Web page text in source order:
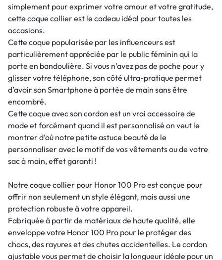
simplement pour exprimer votre amour et votre gratitude,
cette coque collier est le cadeau idéal pour toutes les
occasions.
Cette coque popularisée par les influenceurs est
particulièrement appréciée par le public féminin qui la
porte en bandoulière. Si vous n’avez pas de poche pour y
glisser votre téléphone, son côté ultra-pratique permet
d’avoir son Smartphone à portée de main sans être
encombré.
Cette coque avec son cordon est un vrai accessoire de
mode et forcément quand il est personnalisé on veut le
montrer d’où notre petite astuce beauté de le
personnaliser avec le motif de vos vêtements ou de votre
sac à main, effet garanti !
Notre coque collier pour Honor 100 Pro est conçue pour
offrir non seulement un style élégant, mais aussi une
protection robuste à votre appareil.
Fabriquée à partir de matériaux de haute qualité, elle
enveloppe votre Honor 100 Pro pour le protéger des
chocs, des rayures et des chutes accidentelles. Le cordon
ajustable vous permet de choisir la longueur idéale pour un